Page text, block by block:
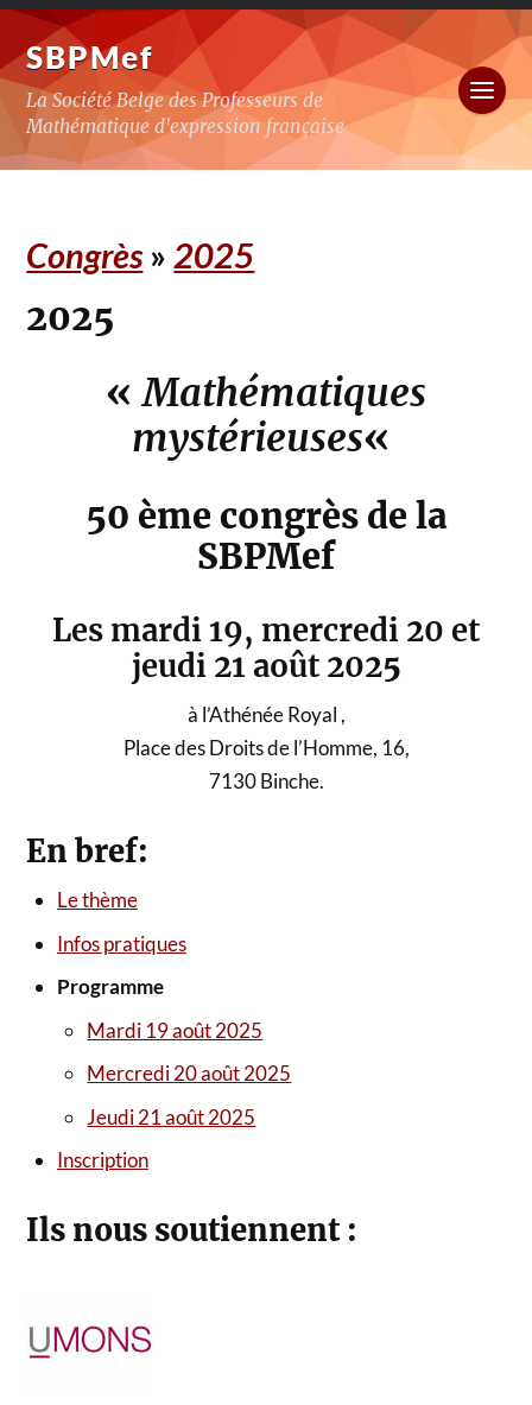
SBPMef
La Société Belge des Professeurs de
Mathématique d'expression française
Congrès»2025
2025
«Mathématiques
mystérieuses«
50 ème congrès de la
SBPMef
Les mardi 19, mercredi 20 et
jeudi 21 août 2025
à l’Athénée Royal ,
Place des Droits de l’Homme, 16,
7130 Binche.
En bref:
Le thème
Infos pratiques
Programme
Mardi 19 août 2025
Mercredi 20 août 2025
Jeudi 21 août 2025
Inscription
Ils nous soutiennent :